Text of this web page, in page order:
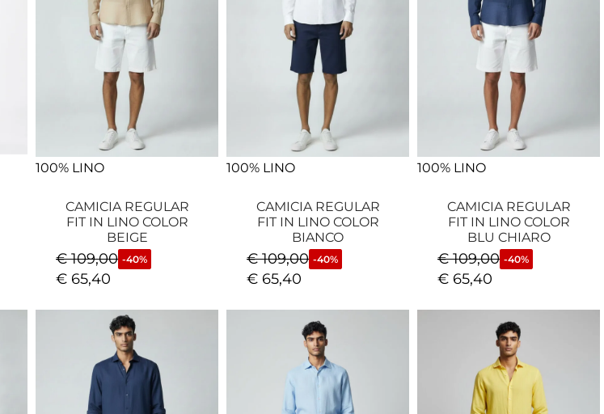
100% LINO
CAMICIA REGULAR
FIT IN LINO COLOR
BEIGE
€109,00 -40%
€ 65,40
100% LINO
CAMICIA REGULAR
FIT IN LINO COLOR
BIANCO
€109,00 -40%
€ 65,40
100% LINO
CAMICIA REGULAR
FIT IN LINO COLOR
BLU CHIARO
€109,00 -40%
€ 65,40